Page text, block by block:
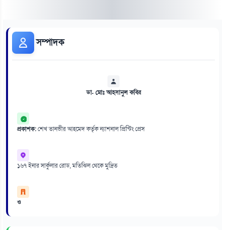
সম্পাদক
ডা. মোঃ আহসানুল কবির
প্রকাশক:শেখ তানভীর আহমেদ কর্তৃক ন্যাশনাল প্রিন্টিং প্রেস
১৬৭ ইনার সার্কুলার রোড, মতিঝিল থেকে মুদ্রিত
ও